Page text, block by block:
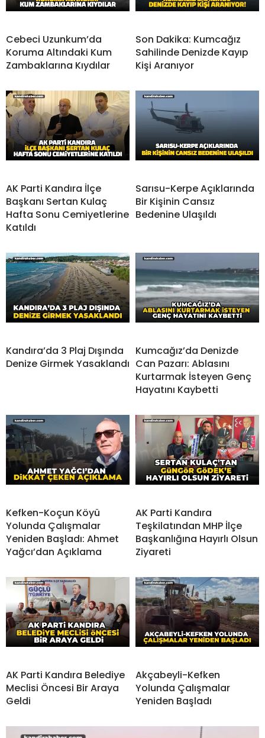
Cebeci Uzunkum’da
Koruma Altındaki Kum
Zambaklarına Kıydılar
Son Dakika: Kumcağız
Sahilinde Denizde Kayıp
Kişi Aranıyor
AK Parti Kandıra İlçe
Başkanı Sertan Kulaç
Hafta Sonu Cemiyetlerine
Katıldı
Sarısu-Kerpe Açıklarında
Bir Kişinin Cansız
Bedenine Ulaşıldı
Kandıra’da 3 Plaj Dışında
Denize Girmek Yasaklandı
Kumcağız’da Denizde
Can Pazarı: Ablasını
Kurtarmak İsteyen Genç
Hayatını Kaybetti
Kefken-Koçun Köyü
Yolunda Çalışmalar
Yeniden Başladı: Ahmet
Yağcı’dan Açıklama
AK Parti Kandıra
Teşkilatından MHP İlçe
Başkanlığına Hayırlı Olsun
Ziyareti
AK Parti Kandıra Belediye
Meclisi Öncesi Bir Araya
Geldi
Akçabeyli-Kefken
Yolunda Çalışmalar
Yeniden Başladı